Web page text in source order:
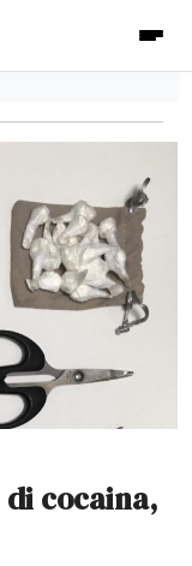
cocaina,